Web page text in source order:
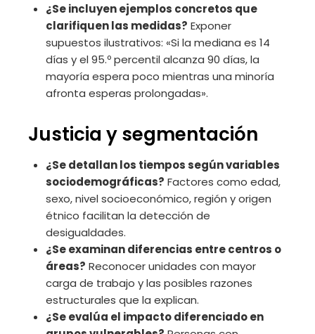
¿Se incluyen ejemplos concretos que
clarifiquen las medidas? Exponer
supuestos ilustrativos: «Si la mediana es 14
días y el 95.º percentil alcanza 90 días, la
mayoría espera poco mientras una minoría
afronta esperas prolongadas».
Justicia y segmentación
¿Se detallan los tiempos según variables
sociodemográficas? Factores como edad,
sexo, nivel socioeconómico, región y origen
étnico facilitan la detección de
desigualdades.
¿Se examinan diferencias entre centros o
áreas? Reconocer unidades con mayor
carga de trabajo y las posibles razones
estructurales que la explican.
¿Se evalúa el impacto diferenciado en